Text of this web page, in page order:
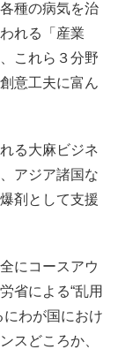
種の病気を治
れる「産業
これら３分野
意工夫に富ん
る大麻ビジネ
アジア諸国な
剤として支援
にコースアウ
省による“乱用
にわが国におけ
スどころか、